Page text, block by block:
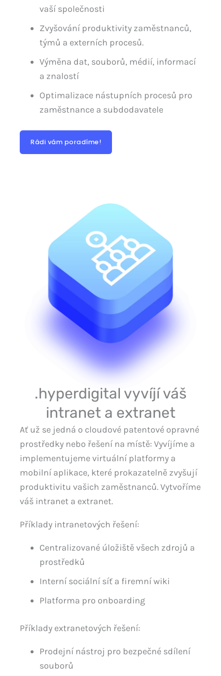
vaší společnosti
Zvyšování produktivity zaměstnanců,
týmů a externích procesů.
Výměna dat, souborů, médií, informací
a znalostí
Optimalizace nástupních procesů pro
zaměstnance a subdodavatele
Rádi vám poradíme!
.hyperdigital vyvíjí váš
intranet a extranet
Ať už se jedná o cloudové patentové opravné
prostředky nebo řešení na místě: Vyvíjíme a
implementujeme virtuální platformy a
mobilní aplikace, které prokazatelně zvyšují
produktivitu vašich zaměstnanců. Vytvoříme
váš intranet a extranet.
Příklady intranetových řešení:
Centralizované úložiště všech zdrojů a
prostředků
Interní sociální síť a firemní wiki
Platforma pro onboarding
Příklady extranetových řešení:
Prodejní nástroj pro bezpečné sdílení
souborů